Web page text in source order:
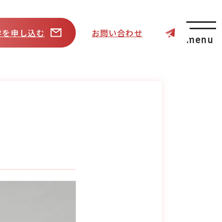
申し込む お問い合わせ
menu